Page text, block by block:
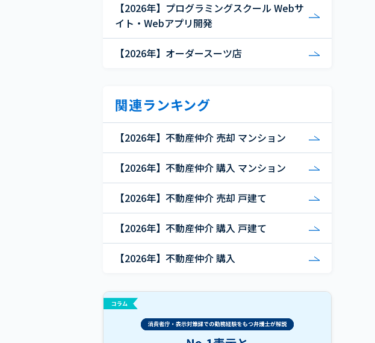
【2026年】プログラミングスクール Webサ
イト・Webアプリ開発
【2026年】オーダースーツ店
関連ランキング
【2026年】不動産仲介 売却 マンション
【2026年】不動産仲介 購入 マンション
【2026年】不動産仲介 売却 戸建て
【2026年】不動産仲介 購入 戸建て
【2026年】不動産仲介 購入